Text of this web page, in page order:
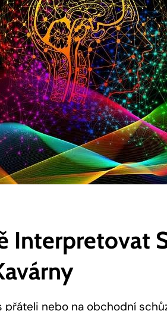
Interpretovat
přáteli nebo na obchodní